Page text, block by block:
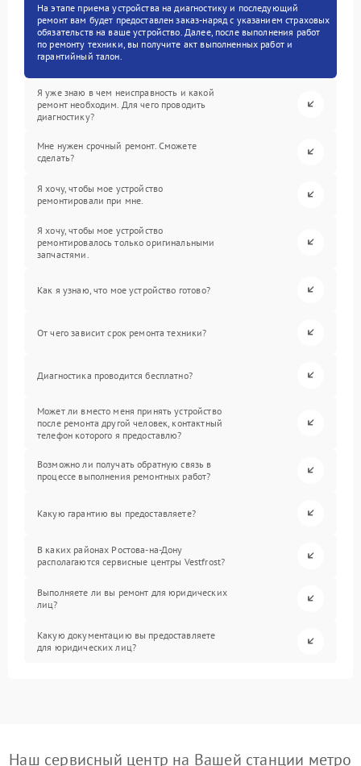
На этапе приема устройства на диагностику и последующий
ремонт вам будет предоставлен заказ-наряд с указанием страховых
обязательств на ваше устройство. Далее, после выполнения работ
по ремонту техники, вы получите акт выполненных работ и
гарантийный талон.
Я уже знаю в чем неисправность и какой
ремонт необходим. Для чего проводить
диагностику?
Мне нужен срочный ремонт. Сможете
сделать?
Я хочу, чтобы мое устройство
ремонтировали при мне.
Я хочу, чтобы мое устройство
ремонтировалось только оригинальными
запчастями.
Как я узнаю, что мое устройство готово?
От чего зависит срок ремонта техники?
Диагностика проводится бесплатно?
Может ли вместо меня принять устройство
после ремонта другой человек, контактный
телефон которого я предоставлю?
Возможно ли получать обратную связь в
процессе выполнения ремонтных работ?
Какую гарантию вы предоставляете?
В каких районах Ростова-на-Дону
располагаются сервисные центры Vestfrost?
Выполняете ли вы ремонт для юридических
лиц?
Какую документацию вы предоставляете
для юридических лиц?
Наш сервисный центр на Вашей станции метро